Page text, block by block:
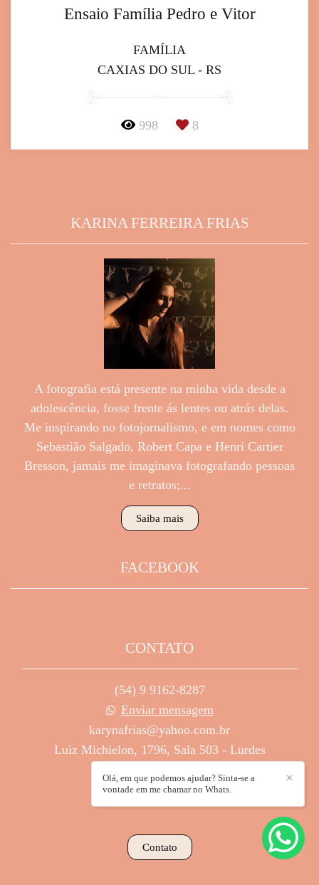
Ensaio Família Pedro e Vitor
FAMÍLIA
CAXIAS DO SUL - RS
998 8
KARINA FERREIRA FRIAS
A fotografia está presente na minha vida desde a
adolescência, fosse frente ás lentes ou atrás delas.
Me inspirando no fotojornalismo, e em nomes como
Sebastião Salgado, Robert Capa e Henri Cartier
Bresson, jamais me imaginava fotografando pessoas
e retratos;...
Saiba mais
FACEBOOK
CONTATO
(54) 9 9162-8287
Enviar mensagem
karynafrias@yahoo.com.br
Luiz Michielon, 1796, Sala 503 - Lurdes
Contato
✕
Olá, em que podemos ajudar? Sinta-se a
vontade em me chamar no Whats.